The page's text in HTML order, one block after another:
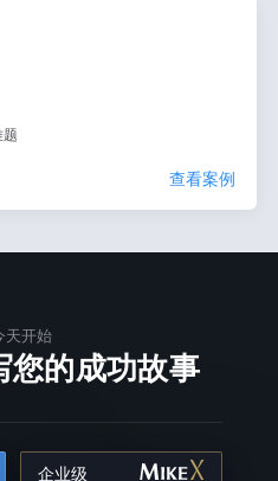
查看案例
天开始
您的成功故事
企业级